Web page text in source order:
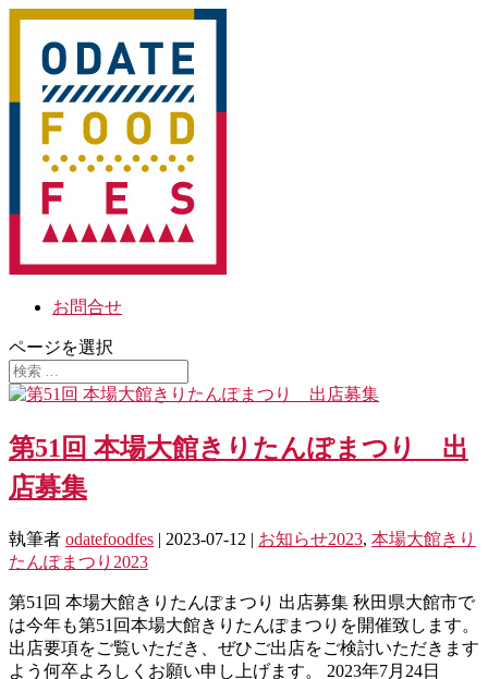
お問合せ
ページを選択
第51回 本場大館きりたんぽまつり 出
店募集
執筆者 odatefoodfes | 2023-07-12 | お知らせ2023, 本場大館きり
たんぽまつり2023
第51回 本場大館きりたんぽまつり 出店募集 秋田県大館市で
は今年も第51回本場大館きりたんぽまつりを開催致します。
出店要項をご覧いただき、ぜひご出店をご検討いただきます
よう何卒よろしくお願い申し上げます。 2023年7月24日